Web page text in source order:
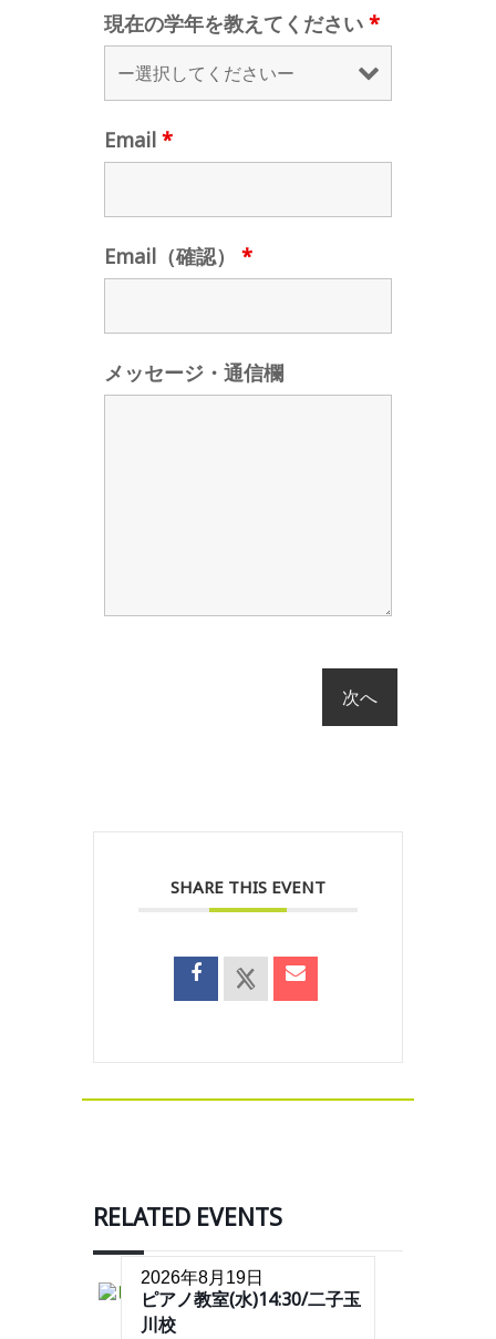
現在の学年を教えてください *
Email *
Email（確認） *
メッセージ・通信欄
SHARE THIS EVENT
RELATED EVENTS
2026年8月19日
ピアノ教室(水)14:30/二子玉
川校